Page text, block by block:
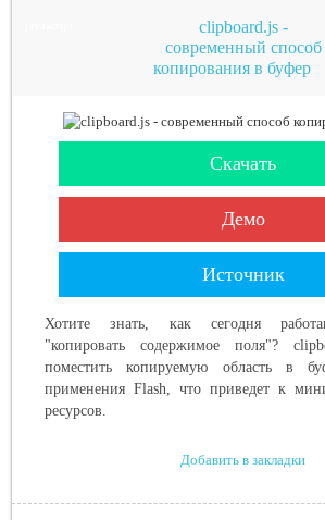
clipboard.js -
современный способ
копирования в буфер
Скачать
Демо
Источник
Хотите знать, как сегодня
"копировать содержимое поля"?
поместить копируемую область в
применения Flash, что приведет к
ресурсов.
Добавить в закладки